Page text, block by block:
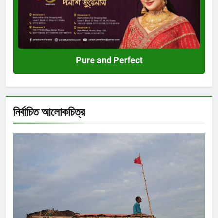
Pure and Perfect
নির্বাচিত আলোকচিত্র